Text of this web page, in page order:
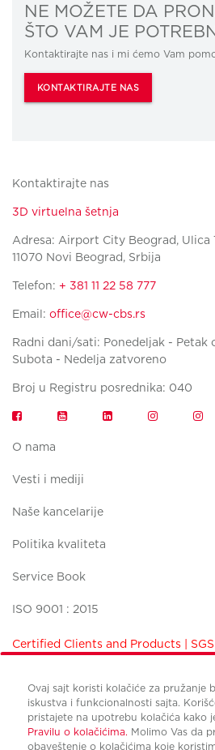
Ovaj sajt koristi kolačiće za pružanje
iskustva i funkcionalnosti sajta.
pristajete na upotrebu kolačića kako
Pravilu o kolačićima. Molimo Vas da
obaveštenje o kolačićima koje
NE MOŽETE DA
ŠTO VAM JE
Kontaktirajte nas i mi ćemo Vam
KONTAKTIRAJTE NAS
Kontaktirajte nas
3D virtuelna šetnja
Adresa: Airport City Beograd, Ulica
11070 Novi Beograd, Srbija
Telefon: + 381 11 22 58 777
Email: office@cw-cbs.rs
Radni dani/sati: Ponedeljak - Petak
Subota - Nedelja zatvoreno
Broj u Registru posrednika: 040
O nama
Vesti i mediji
Naše kancelarije
Politika kvaliteta
Service Book
ISO 9001 : 2015
Certified Clients and Products | SGS
Uslovi korišćenja